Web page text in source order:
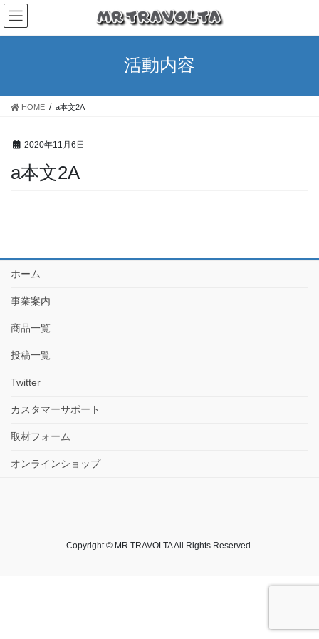
活動内容
HOME a本文2A
2020年11月6日
a本文2A
ホーム
事業案内
商品一覧
投稿一覧
Twitter
カスタマーサポート
取材フォーム
オンラインショップ
Copyright © MR TRAVOLTA All Rights Reserved.